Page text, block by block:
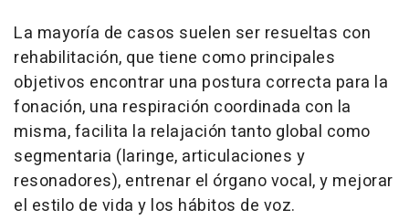
La mayoría de casos suelen ser resueltas con
rehabilitación, que tiene como principales
objetivos encontrar una postura correcta para la
fonación, una respiración coordinada con la
misma, facilita la relajación tanto global como
segmentaria (laringe, articulaciones y
resonadores), entrenar el órgano vocal, y mejorar
el estilo de vida y los hábitos de voz.